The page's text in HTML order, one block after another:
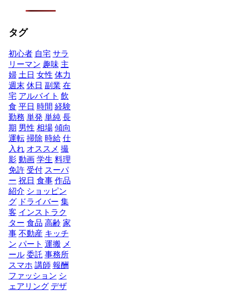
タグ
初心者 自宅 サラ
リーマン 趣味 主
婦 土日 女性 体力
週末 休日 副業 在
宅 アルバイト 飲
食 平日 時間 経験
勤務 単発 単純 長
期 男性 相場 傾向
運転 掃除 時給 仕
入れ オススメ 撮
影 動画 学生 料理
免許 受付 スーパ
ー 祝日 食事 作品
紹介 ショッピン
グ ドライバー 集
客 インストラク
ター 食品 高齢 家
事 不動産 キッチ
ン パート 運搬 メ
ール 委託 事務所
スマホ 講師 報酬
ファッション シ
ェアリング デザ